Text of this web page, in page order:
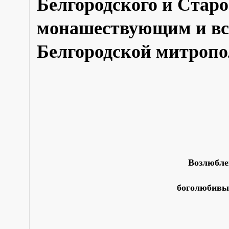
Белгородского и
монашествующим и
Белгородской